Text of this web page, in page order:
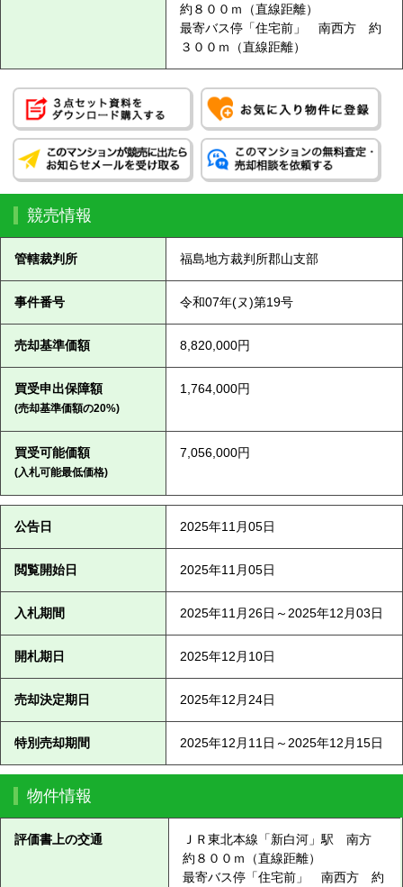
約８００ｍ（直線距離）
最寄バス停「住宅前」 南西方 約
３００ｍ（直線距離）
競売情報
管轄裁判所 福島地方裁判所郡山支部
事件番号 令和07年(ヌ)第19号
売却基準価額 8,820,000円
買受申出保障額
(売却基準価額の20%)
1,764,000円
買受可能価額
(入札可能最低価格)
7,056,000円
公告日 2025年11月05日
閲覧開始日 2025年11月05日
入札期間 2025年11月26日～2025年12月03日
開札期日 2025年12月10日
売却決定期日 2025年12月24日
特別売却期間 2025年12月11日～2025年12月15日
物件情報
評価書上の交通
ＪＲ東北本線「新白河」駅 南方
約８００ｍ（直線距離）
最寄バス停「住宅前」 南西方 約